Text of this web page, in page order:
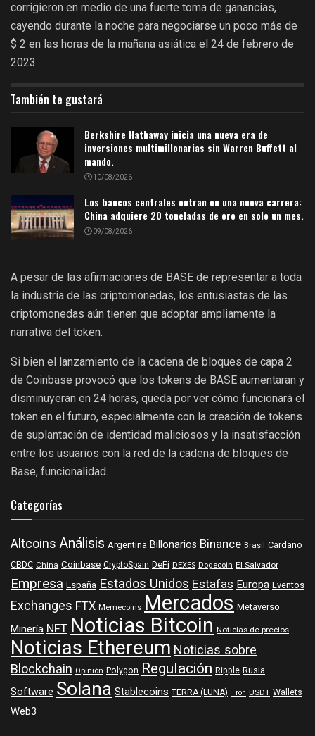
corrigieron en medio de una fuerte toma de ganancias,
cayendo durante la noche para negociarse un poco más de
$ 2 en las horas de la mañana asiática el 24 de febrero de
2023.
También te gustará
Berkshire Hathaway inicia una nueva era de
inversiones multimillonarias sin Warren Buffett al
mando.
10/08/2026
Los bancos centrales entran en una nueva carrera:
China adquiere 20 toneladas de oro en solo un mes.
09/08/2026
A pesar de las afirmaciones de BASE de representar a toda
la industria de las criptomonedas, los entusiastas de las
criptomonedas aún tienen que adoptar ampliamente la
narrativa del token.
Si bien el lanzamiento de la cadena de bloques de capa 2
de Coinbase provocó que los tokens de BASE aumentaran y
disminuyeran en 24 horas, queda por ver cómo funcionará el
token en el futuro, especialmente con la creación de tokens
de suplantación de identidad maliciosos y la insatisfacción
entre los usuarios con la red de la cadena de bloques de
Base, funcionalidad.
Categorías
AltcoinsAnálisis Argentina BillonariosBinance Brasil Cardano
CBDC China Coinbase CryptoSpain DeFi DEXES Dogecoin El Salvador
Empresa España Estados UnidosEstafasEuropa Eventos
ExchangesFTX Memecoins Mercados Metaverso
MineríaNFTNoticias Bitcoin Noticias de precios
Noticias EthereumNoticias sobre
Blockchain Opinión Polygon Regulación Ripple Rusia
SoftwareSolanaStablecoins TERRA (LUNA) Tron USDT Wallets
Web3